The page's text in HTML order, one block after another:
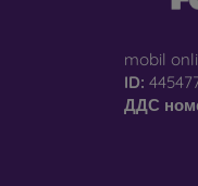
mobil
ID:
ДДС